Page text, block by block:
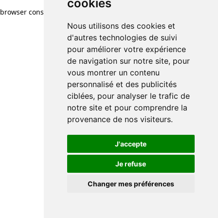
cookies
Nous utilisons des cookies et
d'autres technologies de suivi
pour améliorer votre expérience
de navigation sur notre site, pour
vous montrer un contenu
personnalisé et des publicités
ciblées, pour analyser le trafic de
notre site et pour comprendre la
provenance de nos visiteurs.
J'accepte
Je refuse
Changer mes préférences
browser console for more information)